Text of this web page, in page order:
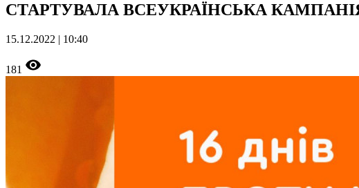
СТАРТУВАЛА ВСЕУКРАЇНСЬКА
15.12.2022 | 10:40
181